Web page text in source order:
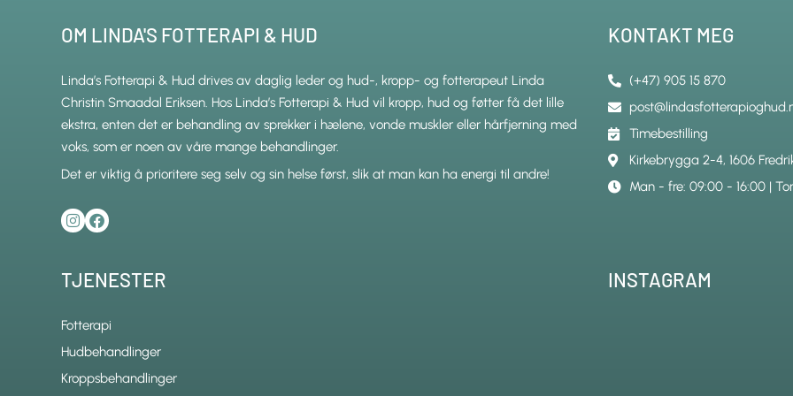
OM LINDA'S FOTTERAPI & HUD
Linda’s Fotterapi & Hud drives av daglig leder og hud-, kropp- og fotterapeut Linda
Christin Smaadal Eriksen. Hos Linda’s Fotterapi & Hud vil kropp, hud og føtter få det lille
ekstra, enten det er behandling av sprekker i hælene, vonde muskler eller hårfjerning med
voks, som er noen av våre mange behandlinger.
Det er viktig å prioritere seg selv og sin helse først, slik at man kan ha energi til andre!
KONTAKT MEG
(+47) 905 15 870
Timebestilling
Kirkebrygga 2-4, 1606
Man - fre: 09:00 - 16:00 |
TJENESTER
Fotterapi
Hudbehandlinger
Kroppsbehandlinger
INSTAGRAM